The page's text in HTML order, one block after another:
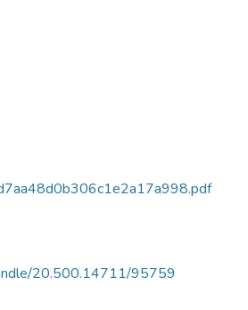
20.500.14711/95759